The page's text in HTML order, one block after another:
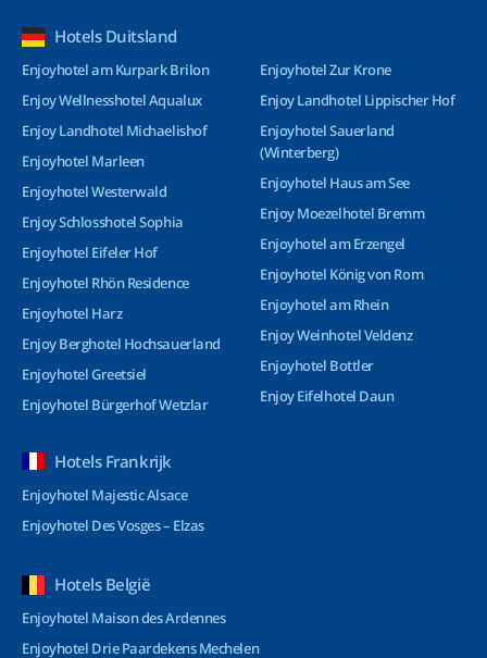
Hotels Duitsland
Enjoyhotel am Kurpark Brilon
Enjoy Wellnesshotel Aqualux
Enjoy Landhotel Michaelishof
Enjoyhotel Marleen
Enjoyhotel Westerwald
Enjoy Schlosshotel Sophia
Enjoyhotel Eifeler Hof
Enjoyhotel Rhön Residence
Enjoyhotel Harz
Enjoy Berghotel Hochsauerland
Enjoyhotel Greetsiel
Enjoyhotel Bürgerhof Wetzlar
Enjoyhotel Zur Krone
Enjoy Landhotel Lippischer Hof
Enjoyhotel Sauerland
(Winterberg)
Enjoyhotel Haus am See
Enjoy Moezelhotel Bremm
Enjoyhotel am Erzengel
Enjoyhotel König von Rom
Enjoyhotel am Rhein
Enjoy Weinhotel Veldenz
Enjoyhotel Bottler
Enjoy Eifelhotel Daun
Hotels Frankrijk
Enjoyhotel Majestic Alsace
Enjoyhotel Des Vosges – Elzas
Hotels België
Enjoyhotel Maison des Ardennes
Enjoyhotel Drie Paardekens Mechelen